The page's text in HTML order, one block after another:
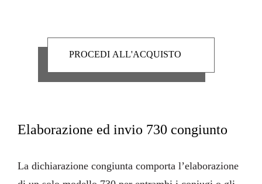
Elaborazione ed invio 730 congiunto
La dichiarazione congiunta comporta l’elaborazione